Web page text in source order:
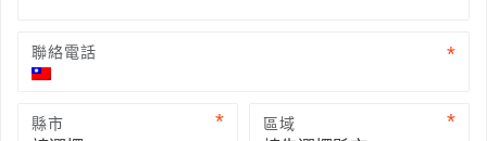
聯絡電話
縣市 區域